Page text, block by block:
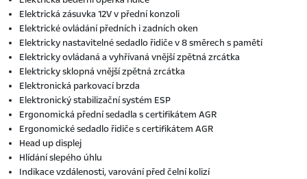
Elektrická zásuvka 12V v přední konzoli
Elektrické ovládání předních i zadních oken
Elektricky nastavitelné sedadlo řidiče v 8 směrech s pamětí
Elektricky ovládaná a vyhřívaná vnější zpětná zrcátka
Elektricky sklopná vnější zpětná zrcátka
Elektronická parkovací brzda
Elektronický stabilizační systém ESP
Ergonomická přední sedadla s certifikátem AGR
Ergonomické sedadlo řidiče s certifikátem AGR
Head up displej
Hlídání slepého úhlu
Indikace vzdálenosti, varování před čelní kolizí